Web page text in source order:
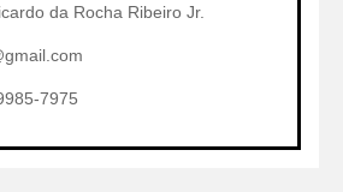
da Rocha Ribeiro Jr.
7975